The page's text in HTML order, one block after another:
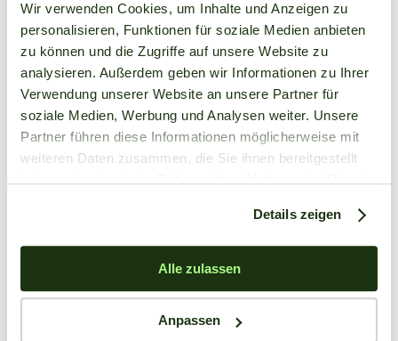
Wir verwenden Cookies, um Inhalte und Anzeigen zu
personalisieren, Funktionen für soziale Medien anbieten
zu können und die Zugriffe auf unsere Website zu
analysieren. Außerdem geben wir Informationen zu Ihrer
Verwendung unserer Website an unsere Partner für
soziale Medien, Werbung und Analysen weiter. Unsere
Partner führen diese Informationen möglicherweise mit
weiteren Daten zusammen, die Sie ihnen bereitgestellt
Details zeigen
Alle zulassen
Anpassen